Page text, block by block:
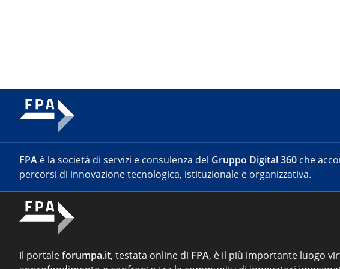
FPA è la società di servizi e consulenza del Gruppo Digital 360 che
percorsi di innovazione tecnologica, istituzionale e organizzativa.
Il portaleforumpa.it, testata online di FPA, è il più importante luogo